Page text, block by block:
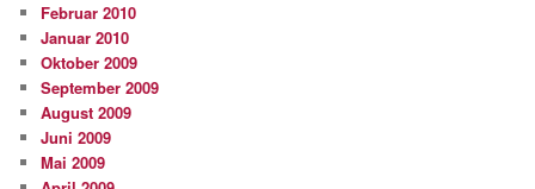
Februar 2010
Januar 2010
Oktober 2009
September 2009
August 2009
Juni 2009
Mai 2009